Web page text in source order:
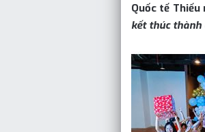
Quốc tế Thiếu
kết thúc